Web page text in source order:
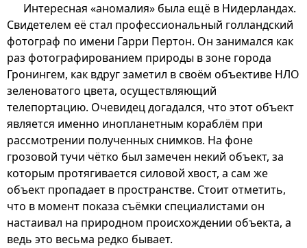
Интересная «аномалия» была ещё в Нидерландах.
Свидетелем её стал профессиональный голландский
фотограф по имени Гарри Пертон. Он занимался как
раз фотографированием природы в зоне города
Гронингем, как вдруг заметил в своём объективе НЛО
зеленоватого цвета, осуществляющий
телепортацию. Очевидец догадался, что этот объект
является именно инопланетным кораблём при
рассмотрении полученных снимков. На фоне
грозовой тучи чётко был замечен некий объект, за
которым протягивается силовой хвост, а сам же
объект пропадает в пространстве. Стоит отметить,
что в момент показа съёмки специалистами он
настаивал на природном происхождении объекта, а
ведь это весьма редко бывает.